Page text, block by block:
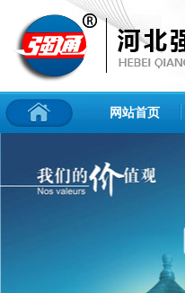
网站首页